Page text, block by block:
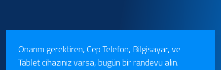
Onarım gerektiren, Cep Telefon, Bilgisayar, ve
Tablet cihazınız varsa, bugün bir randevu alın.